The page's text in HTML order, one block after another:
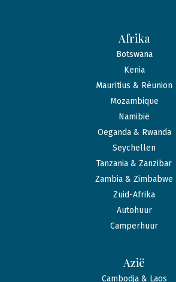
Afrika
Botswana
Kenia
Mauritius & Réunion
Mozambique
Namibië
Oeganda & Rwanda
Seychellen
Tanzania & Zanzibar
Zambia & Zimbabwe
Zuid-Afrika
Autohuur
Camperhuur
Azië
Cambodja & Laos